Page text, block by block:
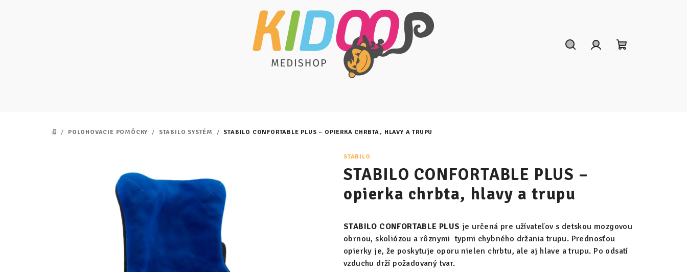
DOMOV
/ POLOHOVACIE POMÔCKY / STABILO SYSTÉM / STABILO CONFORTABLE PLUS – OPIERKA CHRBTA, HLAVY A TRUPU
STABILO
STABILO CONFORTABLE PLUS –
opierka chrbta, hlavy a trupu
STABILO CONFORTABLE PLUS je určená pre užívateľov s detskou mozgovou
obrnou, skoliózou a rôznymi typmi chybného držania trupu. Prednosťou
opierky je, že poskytuje oporu nielen chrbtu, ale aj hlave a trupu. Po odsatí
vzduchu drží požadovaný tvar.